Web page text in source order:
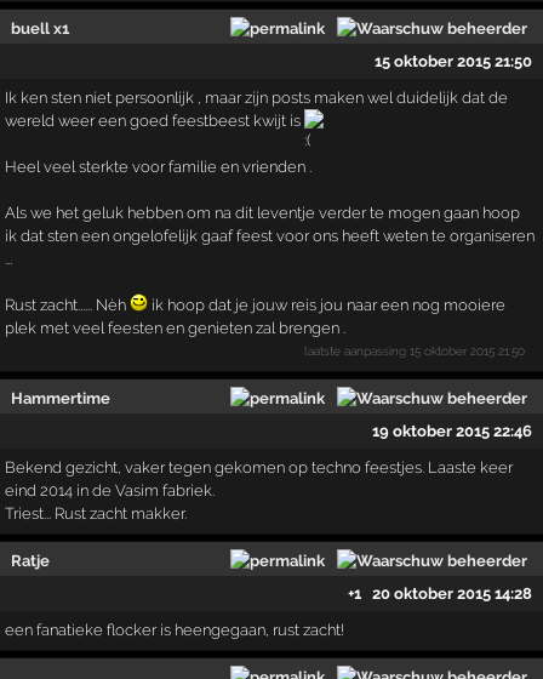
buell x1
15 oktober 2015 21:50
Ik ken sten niet persoonlijk , maar zijn posts maken wel duidelijk dat de
wereld weer een goed feestbeest kwijt is
Heel veel sterkte voor familie en vrienden .
Als we het geluk hebben om na dit leventje verder te mogen gaan hoop
ik dat sten een ongelofelijk gaaf feest voor ons heeft weten te organiseren
...
Rust zacht...... Nèh
ik hoop dat je jouw reis jou naar een nog mooiere
plek met veel feesten en genieten zal brengen .
laatste aanpassing15 oktober 2015 21:50
Hammertime
19 oktober 2015 22:46
Bekend gezicht, vaker tegen gekomen op techno feestjes. Laaste keer
eind 2014 in de Vasim fabriek.
Triest... Rust zacht makker.
Ratje
+1
20 oktober 2015 14:28
een fanatieke flocker is heengegaan, rust zacht!